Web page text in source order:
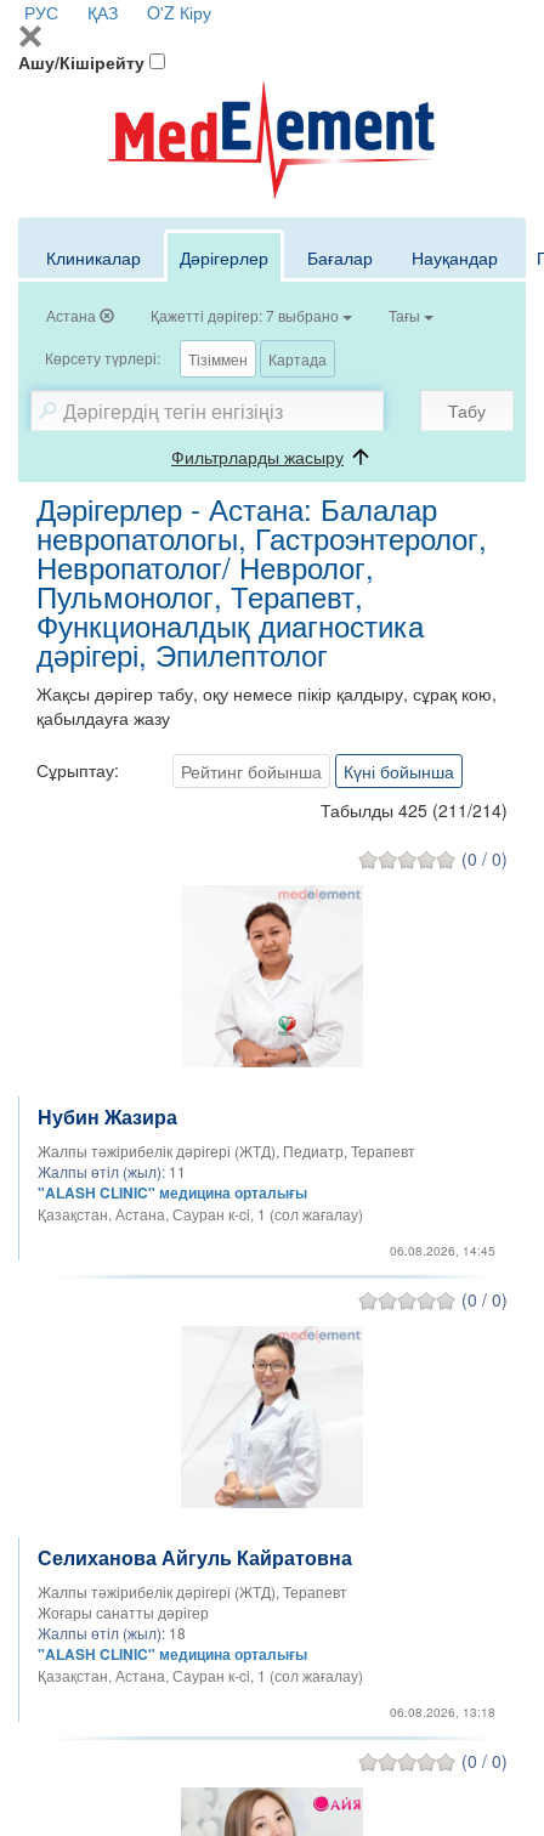
РУС ҚАЗ O'Z Кіру
Ашу/Кішірейту
Клиникалар Дәрігерлер Бағалар Науқандар
Астана Қажетті дәрігер: 7 выбрано Тағы
Көрсету түрлері: Тізіммен Картада
Табу
Фильтрларды жасыру
Дәрігерлер - Астана: Балалар
невропатологы, Гастроэнтеролог,
Невропатолог/ Невролог,
Пульмонолог, Терапевт,
Функционалдық диагностика
дәрігері, Эпилептолог
Жақсы дәрігер табу, оқу немесе пікір қалдыру, сұрақ кою,
қабылдауға жазу
Сұрыптау: Рейтинг бойынша
Күні бойынша
Табылды 425 (211/214)
(0 / 0)
Нубин Жазира
Жалпы тәжірибелік дәрігері (ЖТД), Педиатр, Терапевт
Жалпы өтіл (жыл): 11
"ALASH CLINIC" медицина орталығы
Қазақстан, Астана, Сауран к-ci, 1 (сол жағалау)
06.08.2026, 14:45
(0 / 0)
Селиханова Айгуль Кайратовна
Жалпы тәжірибелік дәрігері (ЖТД), Терапевт
Жоғары санатты дәрігер
Жалпы өтіл (жыл): 18
"ALASH CLINIC" медицина орталығы
Қазақстан, Астана, Сауран к-ci, 1 (сол жағалау)
06.08.2026, 13:18
(0 / 0)